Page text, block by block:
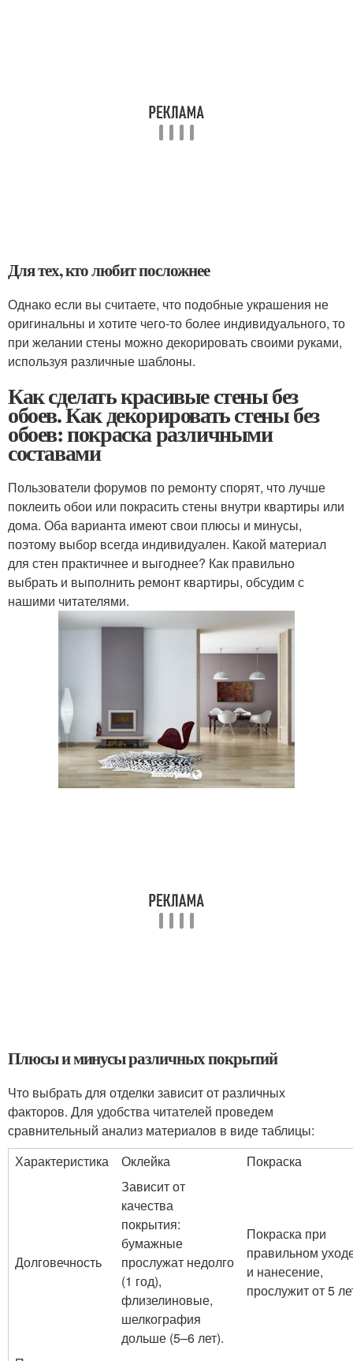
Для тех, кто любит посложнее
Однако если вы считаете, что подобные украшения не
оригинальны и хотите чего-то более индивидуального, то
при желании стены можно декорировать своими руками,
используя различные шаблоны.
Как сделать красивые стены без
обоев. Как декорировать стены без
обоев: покраска различными
составами
Пользователи форумов по ремонту спорят, что лучше
поклеить обои или покрасить стены внутри квартиры или
дома. Оба варианта имеют свои плюсы и минусы,
поэтому выбор всегда индивидуален. Какой материал
для стен практичнее и выгоднее? Как правильно
выбрать и выполнить ремонт квартиры, обсудим с
нашими читателями.
Плюсы и минусы различных покрытий
Что выбрать для отделки зависит от различных
факторов. Для удобства читателей проведем
сравнительный анализ материалов в виде таблицы:
Характеристика
Оклейка Покраска
Долговечность
Зависит от
качества
покрытия:
бумажные
прослужат недолго
(1 год),
флизелиновые,
шелкография
дольше (5–6 лет).
Покраска при
правильном
и нанесение,
прослужит от 5